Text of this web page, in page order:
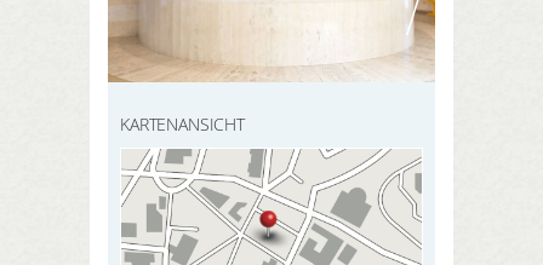
HIER REGISTRIEREN
Meine Buchungen
Meine Produkte
Meine Hotels
KARTENANSICHT